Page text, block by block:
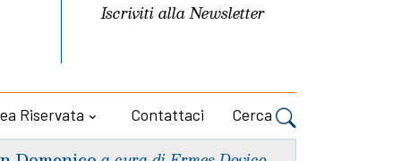
Iscriviti allaNewsletter
Riservata Contattaci Cerca